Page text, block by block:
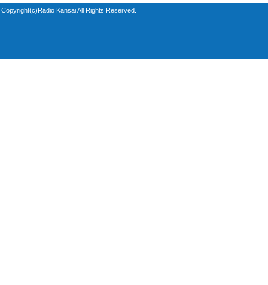
Copyright(c)Radio Kansai All Rights Reserved.